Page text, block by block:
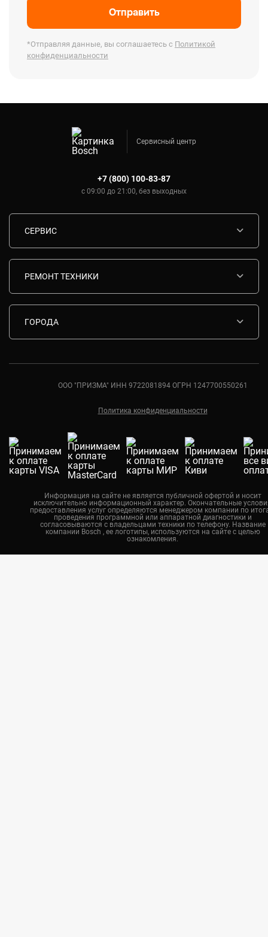
Отправить
*Отправляя данные, вы соглашаетесь с Политикой
конфиденциальности
Сервисный центр
+7 (800) 100-83-87
с 09:00 до 21:00, без выходных
СЕРВИС
Комплектующие
Контакты
РЕМОНТ ТЕХНИКИ
Ремонт кондиционеров Bosch
ГОРОДА
Санкт-Петербург
Новосибирск
Калининград
Челябинск
Казань
Воронеж
ООО "ПРИЗМА" ИНН 9722081894 ОГРН 1247700550261
Политика конфиденциальности
Информация на сайте не является публичной офертой и носит
исключительно информационный характер. Окончательные
предоставления услуг определяются менеджером компании по
проведения программной или аппаратной диагностики и
согласовываются с владельцами техники по телефону. Название
компании Bosch , ее логотипы, используются на сайте с целью
ознакомления.